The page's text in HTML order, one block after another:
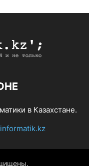
в Казахстане.